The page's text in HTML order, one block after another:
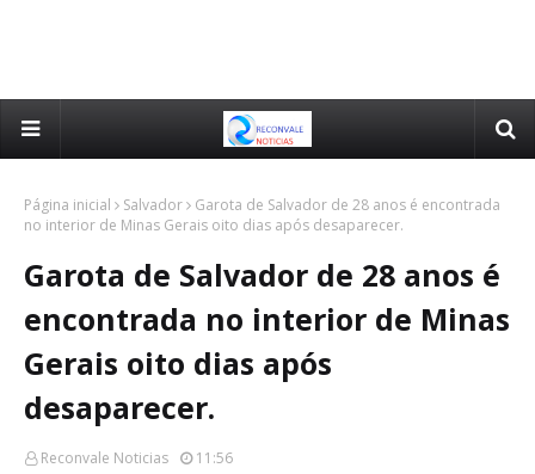
Página inicial Salvador
Garota de Salvador de 28 anos é encontrada
no interior de Minas Gerais oito dias após desaparecer.
Garota de Salvador de 28 anos é
encontrada no interior de Minas
Gerais oito dias após
desaparecer.
Reconvale Noticias 11:56